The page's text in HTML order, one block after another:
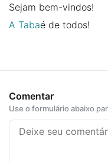
Sejam bem-vindos!
A Tabaé de todos!
Comentar
Use o formulário abaixo